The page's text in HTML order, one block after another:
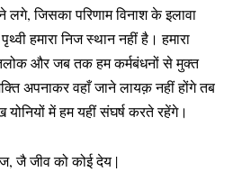
लगे, जिसका परिणाम विनाश के इलावा
हमारा निज स्थान नहीं है। हमारा
और जब तक हम कर्मबंधनों से मुक्त
अपनाकर वहाँ जाने लायक़ नहीं होंगे तब
योनियों में हम यहीं संघर्ष करते रहेंगे।
जै जीव को कोई देय |